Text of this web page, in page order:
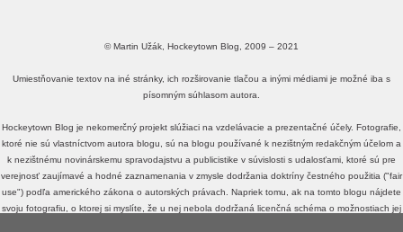
© Martin Užák, Hockeytown Blog, 2009 – 2021
Umiestňovanie textov na iné stránky, ich rozširovanie tlačou a inými médiami je možné iba s
písomným súhlasom autora.
Hockeytown Blog je nekomerčný projekt slúžiaci na vzdelávacie a prezentačné účely. Fotografie,
ktoré nie sú vlastníctvom autora blogu, sú na blogu používané k nezištným redakčným účelom a
k nezištnému novinárskemu spravodajstvu a publicistike v súvislosti s udalosťami, ktoré sú pre
verejnosť zaujímavé a hodné zaznamenania v zmysle dodržania doktríny čestného použitia ("fair
use") podľa amerického zákona o autorských právach. Napriek tomu, ak na tomto blogu nájdete
svoju fotografiu, o ktorej si myslíte, že u nej nebola dodržaná licenčná schéma o možnostiach jej